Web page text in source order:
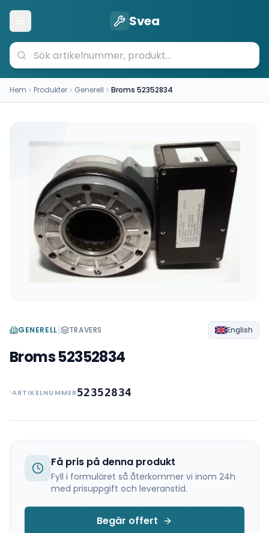
Öppna meny Svea
Hem Produkter Generell Broms 52352834
GENERELL| TRAVERS English
Broms 52352834
ARTIKELNUMMER52352834
Få pris på denna produkt
Fyll i formuläret så återkommer vi inom 24h
med prisuppgift och leveranstid.
Begär offert